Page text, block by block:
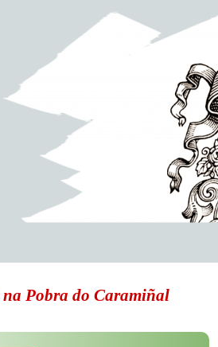
Pobra do Caramiñal